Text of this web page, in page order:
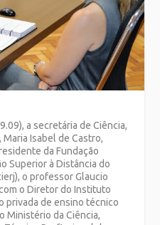
a secretária de Ciência,
Isabel de Castro,
da Fundação
Superior à Distância do
o professor Glaucio
o Diretor do Instituto
privada de ensino técnico
Ministério da Ciência,